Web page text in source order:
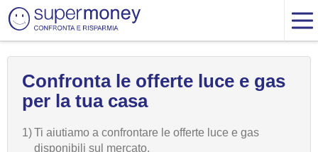
Confronta le offerte luce e gas
per la tua casa
1)Ti aiutiamo a confrontare le offerte luce e gas
disponibili sul mercato.